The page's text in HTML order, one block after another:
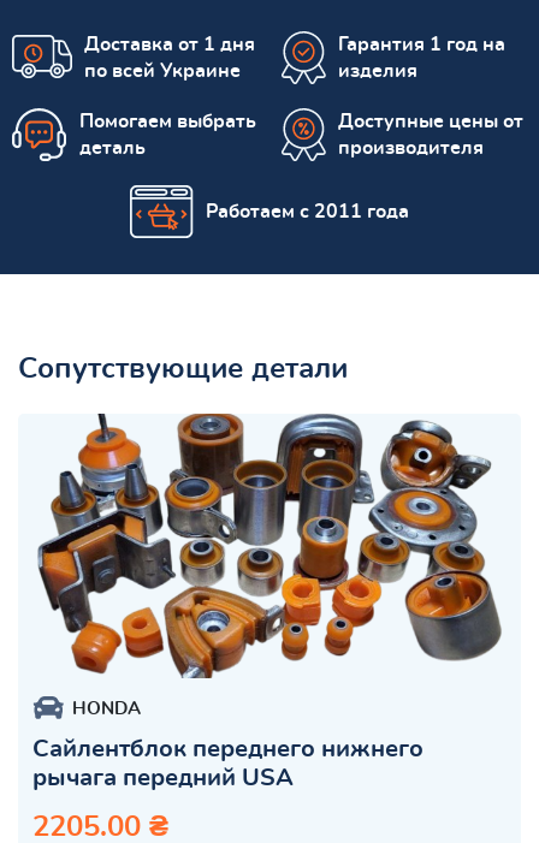
Доставка от 1 дня
по всей Украине
Гарантия 1 год на
изделия
Помогаем выбрать
деталь
Доступные цены от
производителя
Работаем с 2011 года
Сопутствующие детали
HONDA
Сайлентблок переднего нижнего
рычага передний USA
2205.00 ₴